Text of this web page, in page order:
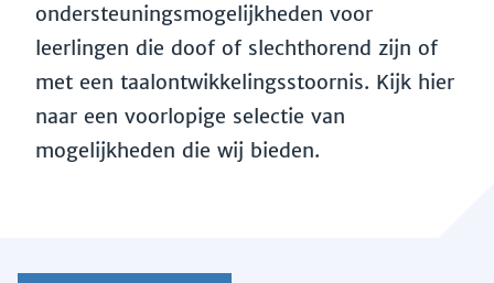
ondersteuningsmogelijkheden voor
leerlingen die doof of slechthorend zijn of
met een taalontwikkelingsstoornis. Kijk hier
naar een voorlopige selectie van
mogelijkheden die wij bieden.